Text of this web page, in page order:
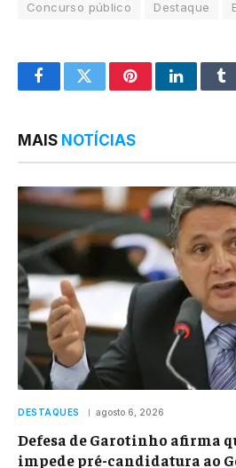
Concurso público Destaque
FacebookTwitterPinterestLinkedIn
MAIS NOTÍCIAS
DESTAQUES agosto 6, 2026
Defesa de Garotinho afirma
impede pré-candidatura ao